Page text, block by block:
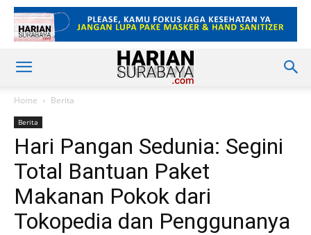
Home Berita
Berita
Hari Pangan Sedunia: Segini
Total Bantuan Paket
Makanan Pokok dari
Tokopedia dan Penggunanya